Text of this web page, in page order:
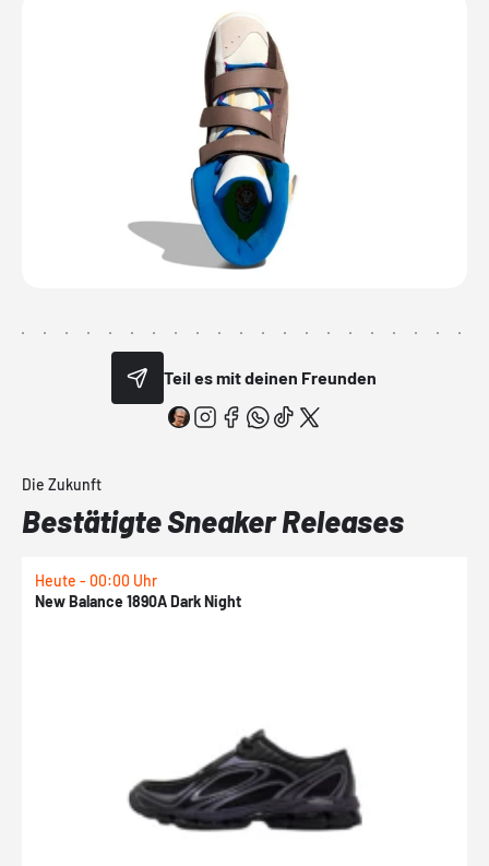
Teil es mit deinen Freunden
Die Zukunft
Bestätigte Sneaker Releases
Heute - 00:00 Uhr
New Balance 1890A Dark Night